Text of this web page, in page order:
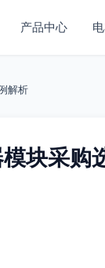
产品中心
解析
块采购